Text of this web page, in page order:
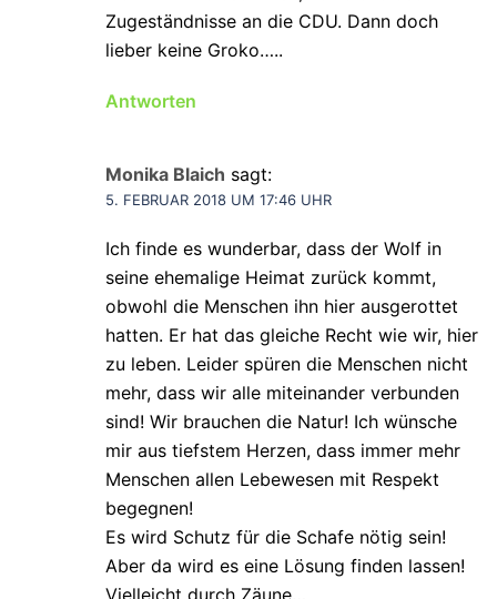
Zugeständnisse an die CDU. Dann doch
lieber keine Groko…..
Antworten
Monika Blaich sagt:
5. FEBRUAR 2018 UM 17:46 UHR
Ich finde es wunderbar, dass der Wolf in
seine ehemalige Heimat zurück kommt,
obwohl die Menschen ihn hier ausgerottet
hatten. Er hat das gleiche Recht wie wir, hier
zu leben. Leider spüren die Menschen nicht
mehr, dass wir alle miteinander verbunden
sind! Wir brauchen die Natur! Ich wünsche
mir aus tiefstem Herzen, dass immer mehr
Menschen allen Lebewesen mit Respekt
begegnen!
Es wird Schutz für die Schafe nötig sein!
Aber da wird es eine Lösung finden lassen!
Vielleicht durch Zäune…